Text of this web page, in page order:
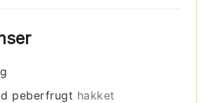
peberfrugt hakket